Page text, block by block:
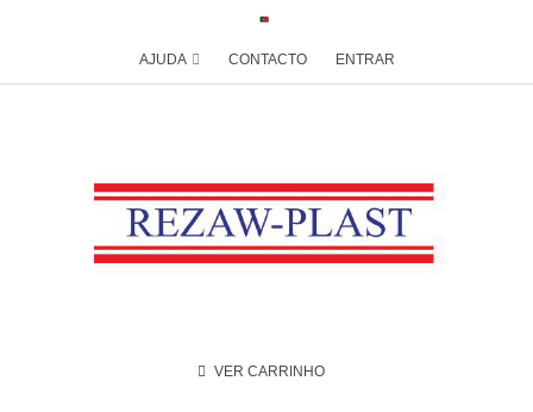
AJUDA CONTACTO ENTRAR
VER CARRINHO